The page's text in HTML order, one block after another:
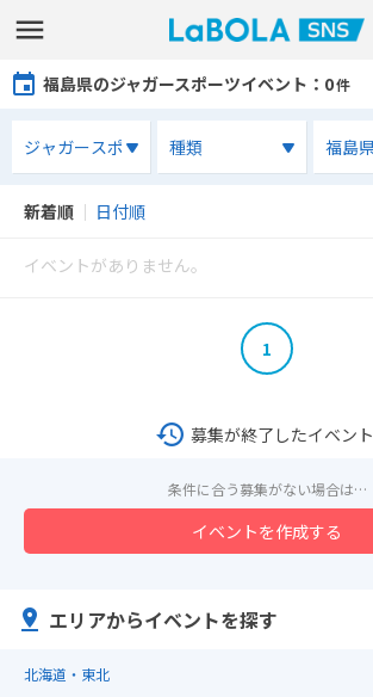
福島県のジャガースポーツイベント ：0件
新着順 ｜ 日付順
イベントがありません。
1
募集が終了したイベント
条件に合う募集がない場合は…
イベントを作成する
エリアからイベントを探す
北海道・東北